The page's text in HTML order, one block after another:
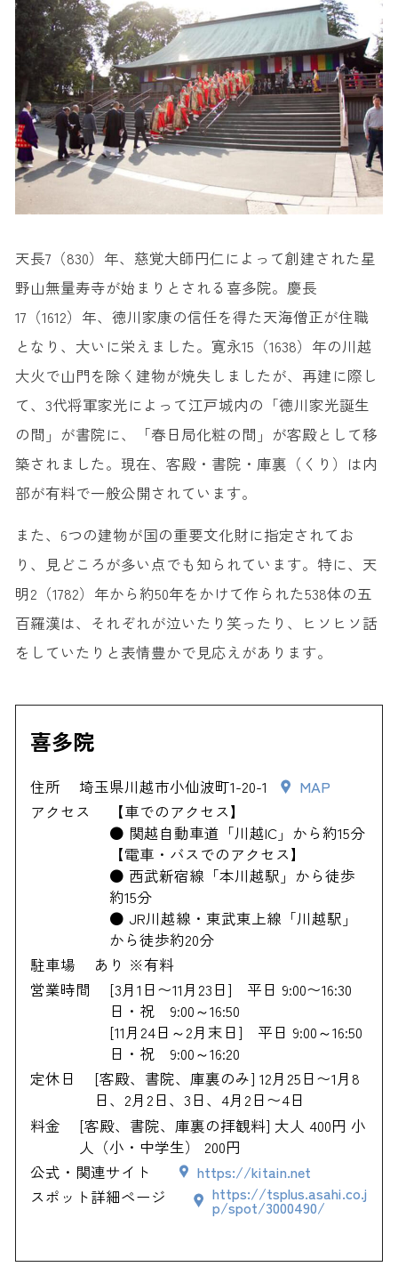
天長7（830）年、慈覚大師円仁によって創建された星
野山無量寿寺が始まりとされる喜多院。慶長
17（1612）年、徳川家康の信任を得た天海僧正が住職
となり、大いに栄えました。寛永15（1638）年の川越
大火で山門を除く建物が焼失しましたが、再建に際し
て、3代将軍家光によって江戸城内の「徳川家光誕生
の間」が書院に、「春日局化粧の間」が客殿として移
築されました。現在、客殿・書院・庫裏（くり）は内
部が有料で一般公開されています。
また、6つの建物が国の重要文化財に指定されてお
り、見どころが多い点でも知られています。特に、天
明2（1782）年から約50年をかけて作られた538体の五
百羅漢は、それぞれが泣いたり笑ったり、ヒソヒソ話
をしていたりと表情豊かで見応えがあります。
喜多院
住所 埼玉県川越市小仙波町1-20-1
MAP
アクセス
【車でのアクセス】
● 関越自動車道「川越IC」から約15分
【電車・バスでのアクセス】
● 西武新宿線「本川越駅」から徒歩
約15分
● JR川越線・東武東上線「川越駅」
から徒歩約20分
駐車場
あり ※有料
営業時間
[3月1日〜11月23日] 平日 9:00〜16:30
日・祝 9:00～16:50
[11月24日～2月末日] 平日 9:00～16:50
日・祝 9:00～16:20
定休日
[客殿、書院、庫裏のみ] 12月25日〜1月8
日、2月2日、3日、4月2日〜4日
料金
[客殿、書院、庫裏の拝観料] 大人 400円 小
人（小・中学生） 200円
公式・関連サイト
https://kitain.net
スポット詳細ページ
https://tsplus.asahi.co.j
p/spot/3000490/